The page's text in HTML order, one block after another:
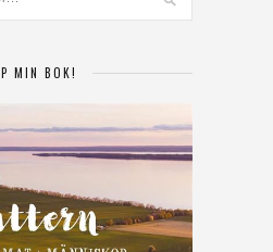
MIN BOK!